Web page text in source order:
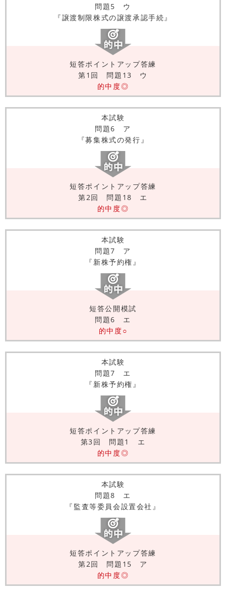
問題5 ウ
『譲渡制限株式の譲渡承認手続』
短答ポイントアップ答練
第1回 問題13 ウ
的中度◎
本試験
問題6 ア
『募集株式の発行』
短答ポイントアップ答練
第2回 問題18 エ
的中度◎
本試験
問題7 ア
『新株予約権』
短答公開模試
問題6 エ
的中度○
本試験
問題7 エ
『新株予約権』
短答ポイントアップ答練
第3回 問題1 エ
的中度◎
本試験
問題8 エ
『監査等委員会設置会社』
短答ポイントアップ答練
第2回 問題15 ア
的中度◎